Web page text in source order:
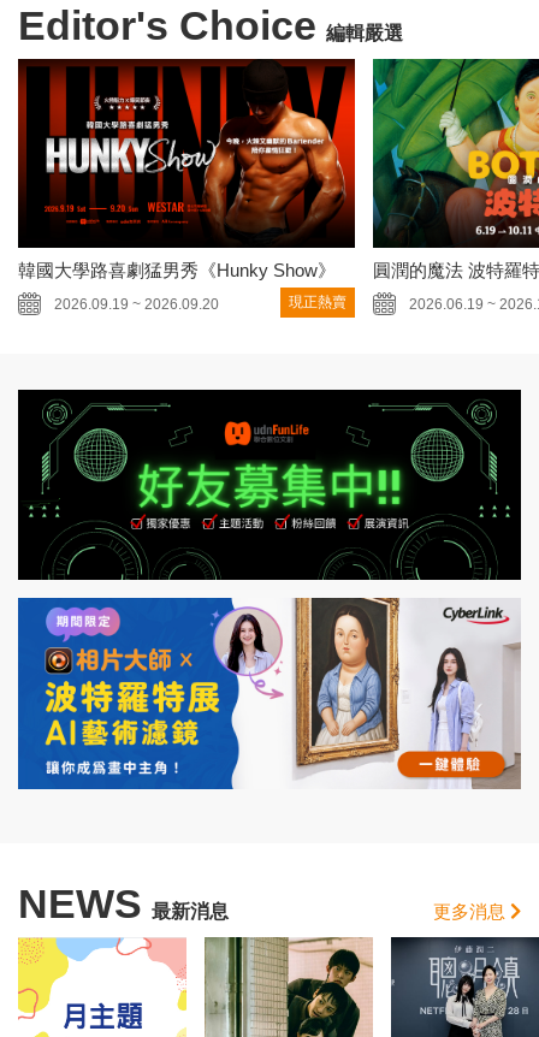
Editor's Choice 編輯嚴選
韓國大學路喜劇猛男秀《Hunky Show》
2026.09.19 ~ 2026.09.20 現正熱賣
圓潤的魔法 波特羅
2026.06.19 ~
NEWS 最新消息 更多消息